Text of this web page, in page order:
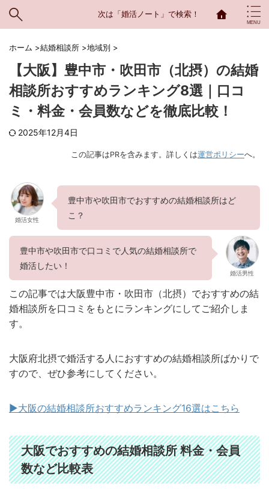
次は「婚活ノート」で検索！
ホーム >結婚相談所 >地域別 >
【大阪】豊中市・吹田市（北摂）の結婚
相談所おすすめランキング8選｜口コ
ミ・料金・会員数などを徹底比較！
2025年12月4日
この記事はPRを含みます。詳しくは運営ポリシーへ。
婚活女性
豊中市や吹田市でおすすめの結婚相談所はど
こ？
豊中市や吹田市で口コミで人気の結婚相談所で
婚活したい！
婚活男性
この記事では大阪豊中市・吹田市（北摂）でおすすめの結
婚相談所を口コミをもとにランキングにしてご紹介しま
す。
大阪府北摂で婚活する人におすすめの結婚相談所ばかりで
すので、ぜひ参考にしてください。
▶︎大阪の結婚相談所おすすめランキング16選はこちら
大阪でおすすめの結婚相談所 料金・会員
数など比較表